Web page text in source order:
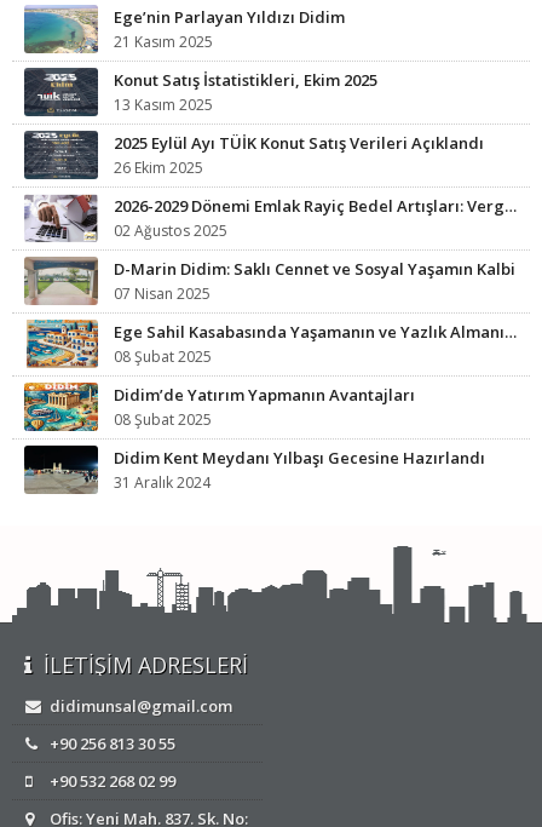
Ege’nin Parlayan Yıldızı Didim
21 Kasım 2025
Konut Satış İstatistikleri, Ekim 2025
13 Kasım 2025
2025 Eylül Ayı TÜİK Konut Satış Verileri Açıklandı
26 Ekim 2025
2026-2029 Dönemi Emlak Rayiç Bedel Artışları: Vergi Yükünüz Artabilir
02 Ağustos 2025
D-Marin Didim: Saklı Cennet ve Sosyal Yaşamın Kalbi
07 Nisan 2025
Ege Sahil Kasabasında Yaşamanın ve Yazlık Almanın Avantajları
08 Şubat 2025
Didim’de Yatırım Yapmanın Avantajları
08 Şubat 2025
Didim Kent Meydanı Yılbaşı Gecesine Hazırlandı
31 Aralık 2024
İLETIŞIM ADRESLERI
didimunsal@gmail.com
+90 256 813 30 55
+90 532 268 02 99
Ofis: Yeni Mah. 837. Sk. No: